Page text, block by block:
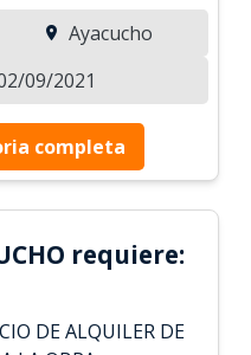
Ayacucho
09/2021
completa
requiere:
DE ALQUILER DE